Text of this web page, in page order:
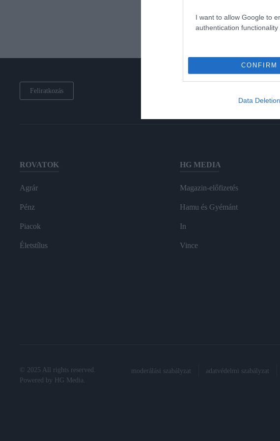
I want to allow Google to
authentication
CONFIRM
Data Deletion
Feliratkozás
ROVATOK
Agrár
Pénz
Piacok
Életstílus
HG MEDIA
Magazin-előfizetés
Hamu és Gyémánt
In
Vince
© 2025 All rights reserved.
Powered by HG Media
moderálási szabályzat adatvédelmi szabályzat